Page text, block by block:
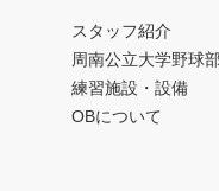
スタッフ紹介
周南公立大学野球
練習施設・設備
OBについて